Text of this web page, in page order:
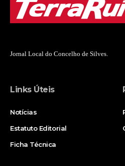
Jornal Local do Concelho de Silves.
Links Úteis
Notícias
Estatuto Editorial
Ficha Técnica